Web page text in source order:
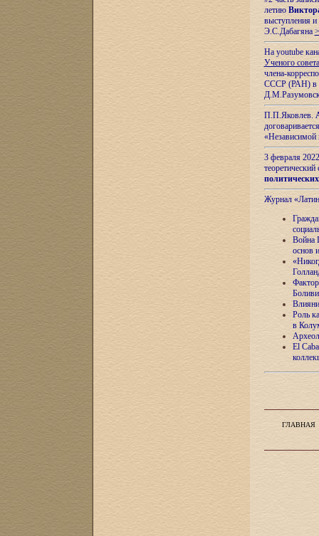
летию
выступления
Э.С.Дабагяна
На youtube
Ученого
члена-
СССР (РАН) в
П.П.Яковлев.
«Независимой
3 февраля
теоретический
Журнал
Война
основ
Роль
в
El
ГЛАВНАЯ